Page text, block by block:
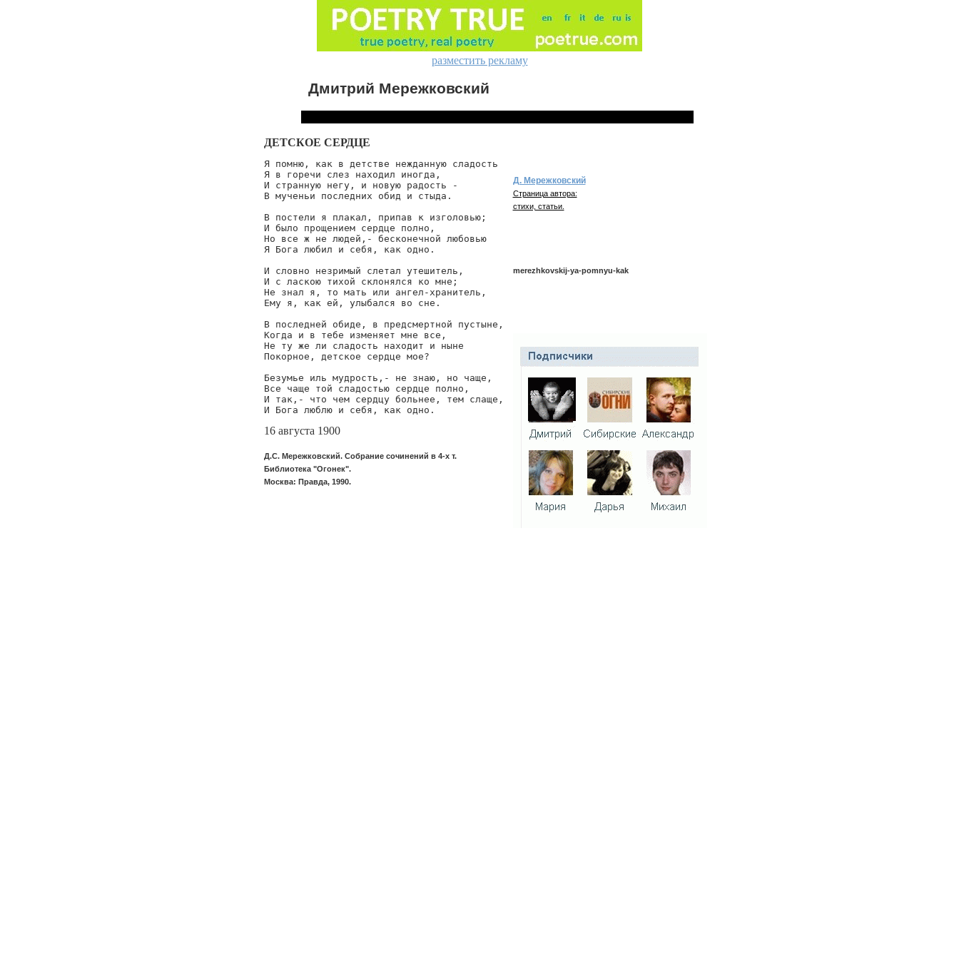
разместить рекламу
Дмитрий Мережковский
ДЕТСКОЕ СЕРДЦЕ
Я помню, как в детстве нежданную сладость
Я в горечи слез находил иногда,
И странную негу, и новую радость -
В мученьи последних обид и стыда.
В постели я плакал, припав к изголовью;
И было прощением сердце полно,
Но все ж не людей,- бесконечной любовью
Я Бога любил и себя, как одно.
И словно незримый слетал утешитель,
И с ласкою тихой склонялся ко мне;
Не знал я, то мать или ангел-хранитель,
Ему я, как ей, улыбался во сне.
В последней обиде, в предсмертной пустыне,
Когда и в тебе изменяет мне все,
Не ту же ли сладость находит и ныне
Покорное, детское сердце мое?
Безумье иль мудрость,- не знаю, но чаще,
Все чаще той сладостью сердце полно,
И так,- что чем сердцу больнее, тем слаще,
И Бога люблю и себя, как одно.
16 августа 1900
Д.С. Мережковский. Собрание сочинений в 4-х т.
Библиотека "Огонек".
Москва: Правда, 1990.
Д. Мережковский
Страница автора:
стихи, статьи.
merezhkovskij-ya-pomnyu-kak